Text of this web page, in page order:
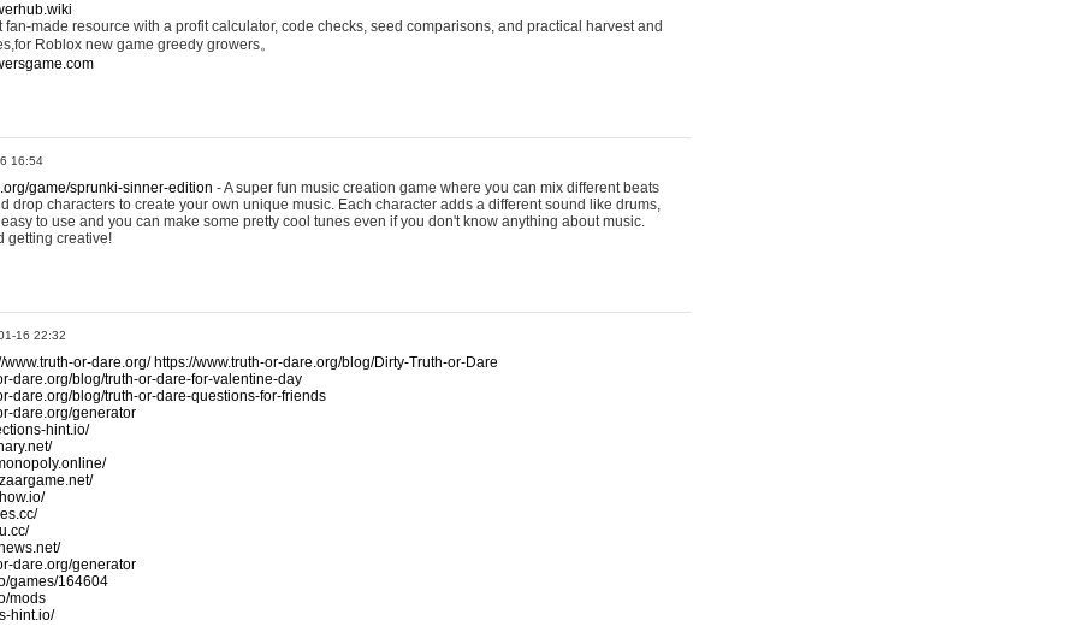
made resource with a profit calculator, code checks, seed comparisons, and practical harvest and
Roblox new game greedy growers。
16:54
game/sprunki-sinner-edition - A super fun music creation game where you can mix different beats
drop characters to create your own unique music. Each character adds a different sound like drums,
to use and you can make some pretty cool tunes even if you don't know anything about music.
getting creative!
16 22:32
www.truth-or-dare.org/ https://www.truth-or-dare.org/blog/Dirty-Truth-or-Dare
dare.org/blog/truth-or-dare-for-valentine-day
dare.org/blog/truth-or-dare-questions-for-friends
dare.org/generator
hint.io/
dare.org/generator
games/164604
mods
hint.io/